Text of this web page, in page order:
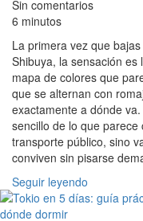
Sin comentarios
6 minutos
La primera vez que
Shibuya, la sensación
mapa de colores que
que se alternan con
exactamente a dónde
sencillo de lo que
transporte público, sino
conviven sin pisarse
Seguir leyendo